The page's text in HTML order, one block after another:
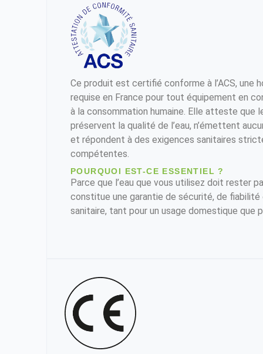
Ce produit est certifié conforme à l’ACS, une
requise en France pour tout équipement en
à la consommation humaine. Elle atteste que
préservent la qualité de l’eau, n’émettent
et répondent à des exigences sanitaires
compétentes.
POURQUOI EST-CE ESSENTIEL ?
Parce que l’eau que vous utilisez doit rester
constitue une garantie de sécurité, de
sanitaire, tant pour un usage domestique que